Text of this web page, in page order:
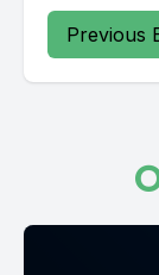
Previous